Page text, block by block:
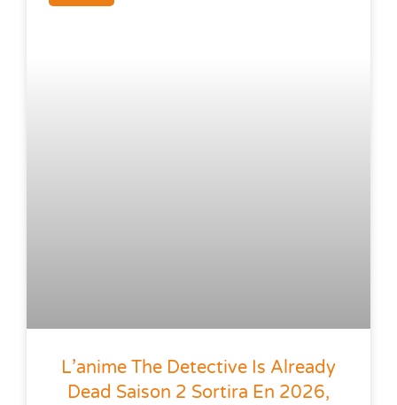
L’anime The Detective Is Already
Dead Saison 2 Sortira En 2026,